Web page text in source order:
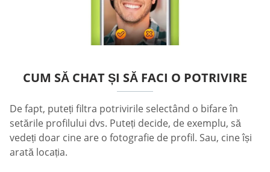
CUM SĂ CHAT ȘI SĂ FACI O POTRIVIRE
De fapt, puteți filtra potrivirile selectând o bifare în
setările profilului dvs. Puteți decide, de exemplu, să
vedeți doar cine are o fotografie de profil. Sau, cine își
arată locația.